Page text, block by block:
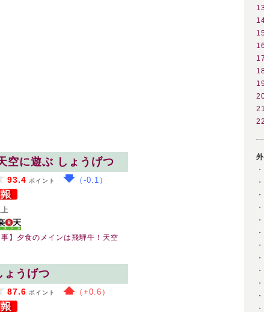
空に遊ぶ しょうげつ
93.4 ポイント （-0.1）
】夕食のメインは飛騨牛！天空
ょうげつ
87.6 ポイント （+0.6）